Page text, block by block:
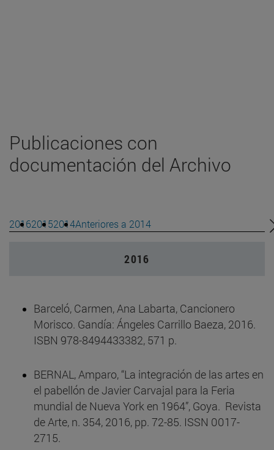
Publicaciones con
documentación del Archivo
201620152014Anteriores a 2014
2016
Barceló, Carmen, Ana Labarta, Cancionero
Morisco. Gandía: Ángeles Carrillo Baeza, 2016.
ISBN 978-8494433382, 571 p.
BERNAL, Amparo, “La integración de las artes en
el pabellón de Javier Carvajal para la Feria
mundial de Nueva York en 1964”, Goya. Revista
de Arte, n. 354, 2016, pp. 72-85. ISSN 0017-
2715.